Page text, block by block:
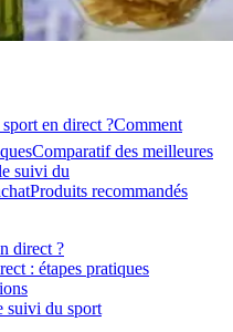
en direct ?Comment
Comparatif des meilleures
suivi du
Produits recommandés
direct ?
: étapes pratiques
suivi du sport